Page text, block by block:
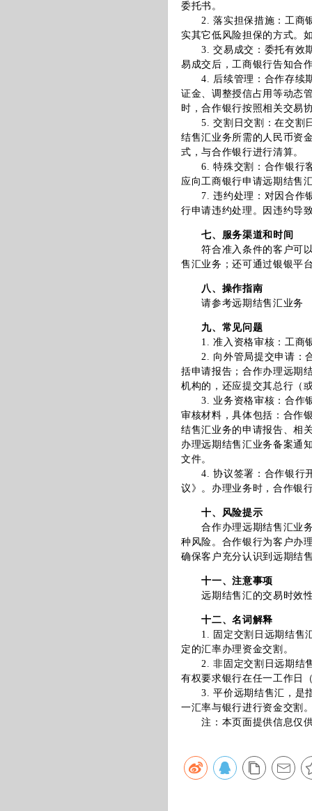
委托书。
2. 落实担保措施：工商银
实其它低风险担保的方式。
3. 交易成交：委托有效期
易成交后，工商银行告知合
4. 后续管理：合作存续期
证金、调整授信占用等动态
时，合作银行按照相关交易
5. 交割日交割：在交割日
结售汇业务所需的人民币资
式，与合作银行进行清算。
6. 特殊交割：合作银行客
应向工商银行申请远期结售
7. 违约处理：对因合作银
行申请违约处理。因违约导
七、服务渠道和时间
符合准入条件的客户可以
售汇业务；还可通过银银平
八、操作指南
请参考远期结售汇业务
九、常见问题
1. 准入资格审核：工商银
2. 向外管局提交申请：合
括申请报告；合作办理远期
机构的，还应提交其总行（
3. 业务资格审核：合作银
审核材料，具体包括：合作
结售汇业务的申请报告、相
办理远期结售汇业务备案通
文件。
4. 协议签署：合作银行开
议》。办理业务时，合作银
十、风险提示
合作办理远期结售汇业务
种风险。合作银行为客户办
确保客户充分认识到远期结
十一、注意事项
远期结售汇的交易时效性
十二、名词解释
1. 固定交割日远期结售汇
定的汇率办理资金交割。
2. 非固定交割日远期结售
有权要求银行在任一工作日
3. 平价远期结售汇，是指
一汇率与银行进行资金交割
注：本页面提供信息仅供